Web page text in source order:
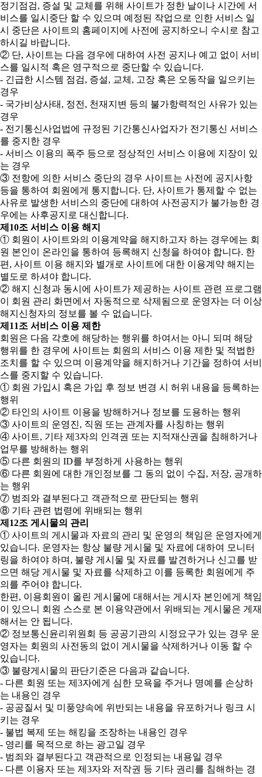
정기점검, 증설 및 교체를 위해 사이트가 정한 날이나 시간에 서
비스를 일시중단 할 수 있으며 예정된 작업으로 인한 서비스 일
시 중단은 사이트의 홈페이지에 사전에 공지하오니 수시로 참고
하시길 바랍니다.
② 단, 사이트는 다음 경우에 대하여 사전 공지나 예고 없이 서비
스를 일시적 혹은 영구적으로 중단할 수 있습니다.
- 긴급한 시스템 점검, 증설, 교체, 고장 혹은 오동작을 일으키는
경우
- 국가비상사태, 정전, 천재지변 등의 불가항력적인 사유가 있는
경우
- 전기통신사업법에 규정된 기간통신사업자가 전기통신 서비스
를 중지한 경우
- 서비스 이용의 폭주 등으로 정상적인 서비스 이용에 지장이 있
는 경우
③ 전항에 의한 서비스 중단의 경우 사이트는 사전에 공지사항
등을 통하여 회원에게 통지합니다. 단, 사이트가 통제할 수 없는
사유로 발생한 서비스의 중단에 대하여 사전공지가 불가능한 경
우에는 사후공지로 대신합니다.
제10조 서비스 이용 해지
① 회원이 사이트와의 이용계약을 해지하고자 하는 경우에는 회
원 본인이 온라인을 통하여 등록해지 신청을 하여야 합니다. 한
편, 사이트 이용 해지와 별개로 사이트에 대한 이용계약 해지는
별도로 하셔야 합니다.
② 해지 신청과 동시에 사이트가 제공하는 사이트 관련 프로그램
이 회원 관리 화면에서 자동적으로 삭제됨으로 운영자는 더 이상
해지신청자의 정보를 볼 수 없습니다.
제11조 서비스 이용 제한
회원은 다음 각호에 해당하는 행위를 하여서는 아니 되며 해당
행위를 한 경우에 사이트는 회원의 서비스 이용 제한 및 적법한
조치를 할 수 있으며 이용계약을 해지하거나 기간을 정하여 서비
스를 중지할 수 있습니다.
① 회원 가입시 혹은 가입 후 정보 변경 시 허위 내용을 등록하는
행위
② 타인의 사이트 이용을 방해하거나 정보를 도용하는 행위
③ 사이트의 운영진, 직원 또는 관계자를 사칭하는 행위
④ 사이트, 기타 제3자의 인격권 또는 지적재산권을 침해하거나
업무를 방해하는 행위
⑤ 다른 회원의 ID를 부정하게 사용하는 행위
⑥ 다른 회원에 대한 개인정보를 그 동의 없이 수집, 저장, 공개하
는 행위
⑦ 범죄와 결부된다고 객관적으로 판단되는 행위
⑧ 기타 관련 법령에 위배되는 행위
제12조 게시물의 관리
① 사이트의 게시물과 자료의 관리 및 운영의 책임은 운영자에게
있습니다. 운영자는 항상 불량 게시물 및 자료에 대하여 모니터
링을 하여야 하며, 불량 게시물 및 자료를 발견하거나 신고를 받
으면 해당 게시물 및 자료를 삭제하고 이를 등록한 회원에게 주
의를 주어야 합니다.
한편, 이용회원이 올린 게시물에 대해서는 게시자 본인에게 책임
이 있으니 회원 스스로 본 이용약관에서 위배되는 게시물은 게재
해서는 안 됩니다.
② 정보통신윤리위원회 등 공공기관의 시정요구가 있는 경우 운
영자는 회원의 사전동의 없이 게시물을 삭제하거나 이동 할 수
있습니다.
③ 불량게시물의 판단기준은 다음과 같습니다.
- 다른 회원 또는 제3자에게 심한 모욕을 주거나 명예를 손상하
는 내용인 경우
- 공공질서 및 미풍양속에 위반되는 내용을 유포하거나 링크 시
키는 경우
- 불법 복제 또는 해킹을 조장하는 내용인 경우
- 영리를 목적으로 하는 광고일 경우
- 범죄와 결부된다고 객관적으로 인정되는 내용일 경우
- 다른 이용자 또는 제3자와 저작권 등 기타 권리를 침해하는 경